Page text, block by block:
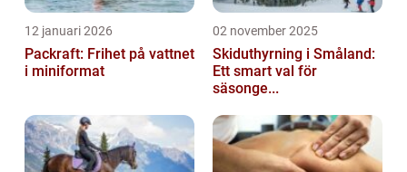
12 januari 2026
Packraft: Frihet på vattnet
i miniformat
02 november 2025
Skiduthyrning i Småland:
Ett smart val för
säsonge...